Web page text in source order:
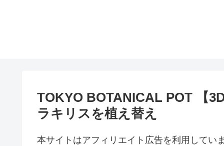
TOKYO BOTANICAL POT 【
ラキリスを植え替え
本サイトはアフィリエイト広告を利用してい